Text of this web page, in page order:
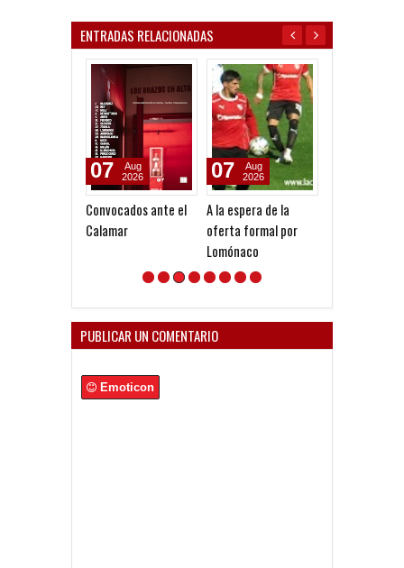
ENTRADAS RELACIONADAS
A la espera de la
oferta formal por
07
Aug
2026
Pocho Román, al
ascenso holandés
07
Aug
2026
PUBLICAR UN COMENTARIO
Emoticon